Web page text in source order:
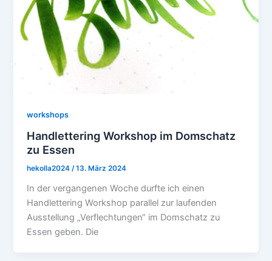
workshops
Handlettering Workshop im Domschatz
zu Essen
hekolla2024/13. März 2024
In der vergangenen Woche durfte ich einen
Handlettering Workshop parallel zur laufenden
Ausstellung „Verflechtungen“ im Domschatz zu
Essen geben. Die